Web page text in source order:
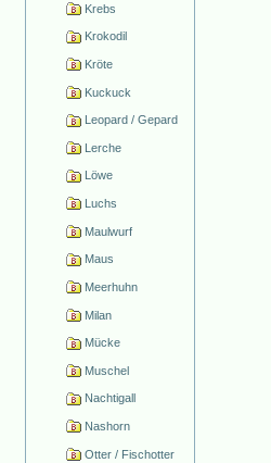
Krebs
Krokodil
Kröte
Kuckuck
Leopard / Gepard
Lerche
Löwe
Luchs
Maulwurf
Maus
Meerhuhn
Milan
Mücke
Muschel
Nachtigall
Nashorn
Otter / Fischotter